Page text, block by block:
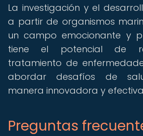
La investigación y el
a partir de organismos
un campo emocionante y
tiene el potencial de
tratamiento de
abordar desafíos de
manera innovadora y
Preguntas